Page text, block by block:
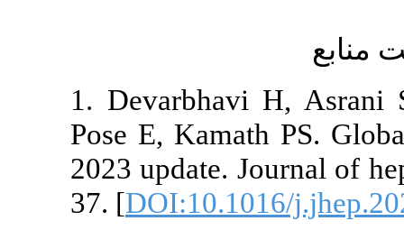
1.
Pose E,
2023
37. [